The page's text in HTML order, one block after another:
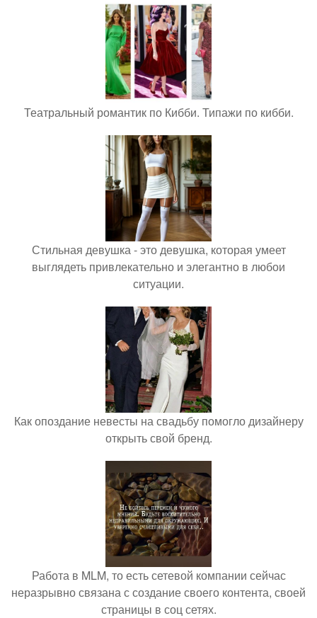
Театральный романтик по Кибби. Типажи по кибби.
Стильная девушка - это девушка, которая умеет
выглядеть привлекательно и элегантно в любои
ситуации.
Как опоздание невесты на свадьбу помогло дизайнеру
открыть свой бренд.
Работа в MLM, то есть сетевой компании сейчас
неразрывно связана с создание своего контента, своей
страницы в соц сетях.